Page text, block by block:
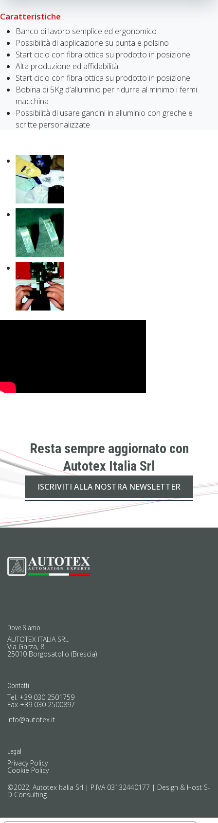
Caratteristiche
Banco di lavoro semplice ed ergonomico
Possibilità di applicazione su punta e polsino
Start ciclo con fibra ottica su prodotto in posizione
Alta produzione ed affidabilità
Start ciclo con fibra ottica su prodotto in posizione
Bobina di 5Kg d’alluminio per ridurre al minimo i fermi
macchina
Possibilità di usare gancini in alluminio con greche e
scritte personalizzate
Resta sempre aggiornato con
Autotex Italia Srl
ISCRIVITI ALLA NOSTRA NEWSLETTER
Dove Siamo
AUTOTEX ITALIA SRL
Via Garza, 8
25010 Borgosatollo (Brescia)
Contatti
Tel. +39 030 2501759
Fax +39 030 2500897
info@autotex.it
Legal
Privacy Policy
Cookie Policy
©2022, Autotex Italia Srl | P.IVA 03132440177 | Design & Host S-
D Consulting